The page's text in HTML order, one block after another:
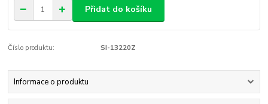
Přidat do košíku
Číslo produktu: SI-13220Z
Informace o produktu